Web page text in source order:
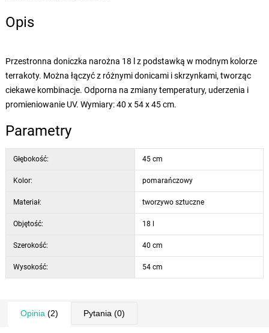
Opis
Przestronna doniczka narożna 18 l z podstawką w modnym kolorze
terrakoty. Można łączyć z różnymi donicami i skrzynkami, tworząc
ciekawe kombinacje. Odporna na zmiany temperatury, uderzenia i
promieniowanie UV. Wymiary: 40 x 54 x 45 cm.
Parametry
Głębokość: 45 cm
Kolor: pomarańczowy
Materiał: tworzywo sztuczne
Objętość: 18 l
Szerokość: 40 cm
Wysokość: 54 cm
Opinia (2) Pytania (0)